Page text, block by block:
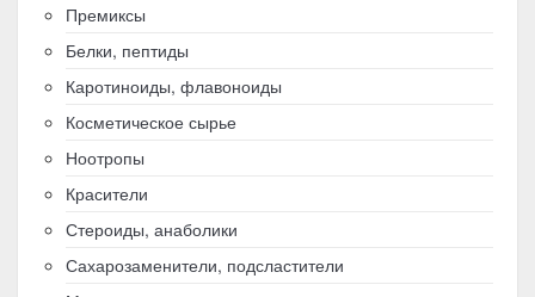
Премиксы
Белки, пептиды
Каротиноиды, флавоноиды
Косметическое сырье
Ноотропы
Красители
Стероиды, анаболики
Сахарозаменители, подсластители